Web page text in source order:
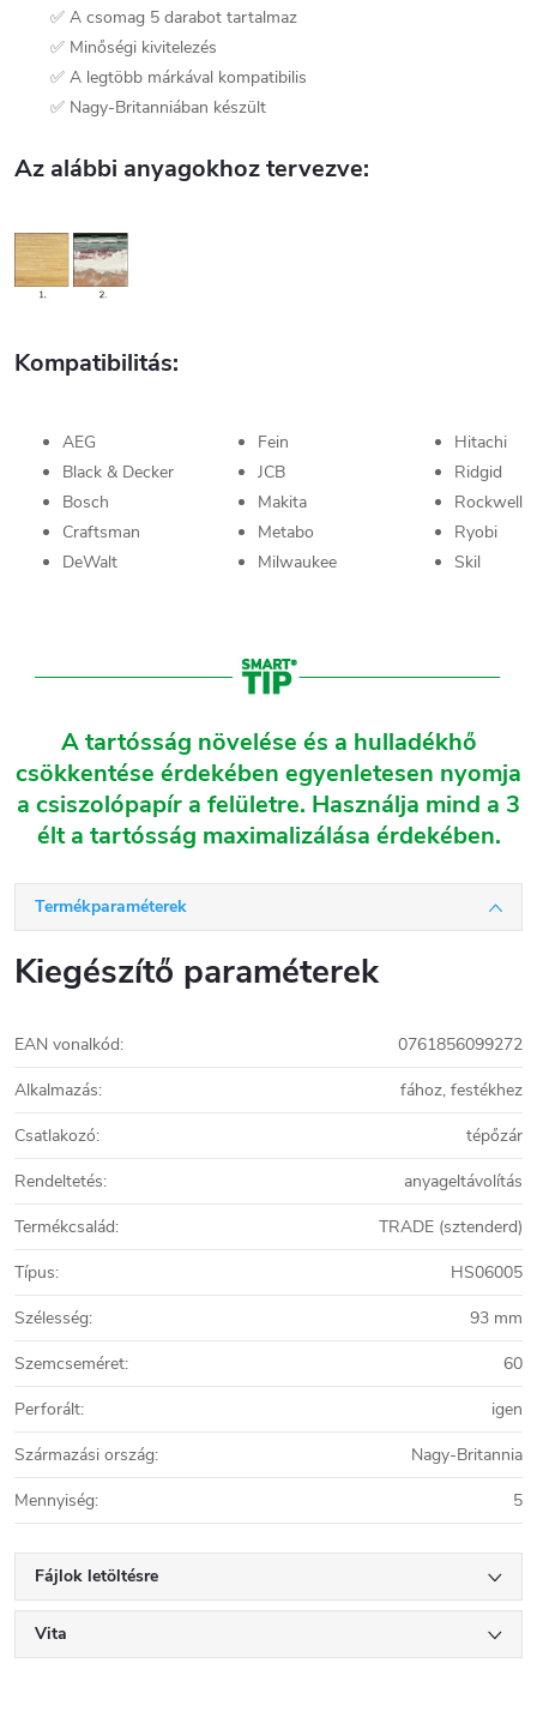
✅ A csomag 5 darabot tartalmaz
✅ Minőségi kivitelezés
✅ A legtöbb márkával kompatibilis
✅ Nagy-Britanniában készült
Az alábbi anyagokhoz tervezve:
Kompatibilitás:
AEG
Black & Decker
Bosch
Craftsman
DeWalt
Fein
JCB
Makita
Metabo
Milwaukee
Hitachi
Ridgid
Rockwell
Ryobi
Skil
A tartósság növelése és a hulladékhő
csökkentése érdekében egyenletesen nyomja
a csiszolópapír a felületre. Használja mind a 3
élt a tartósság maximalizálása érdekében.
Termékparaméterek
Kiegészítő paraméterek
EAN vonalkód:
0761856099272
Alkalmazás:
fához, festékhez
Csatlakozó:
tépőzár
Rendeltetés:
anyageltávolítás
Termékcsalád:
TRADE (sztenderd)
Típus:
HS06005
Szélesség:
93 mm
Szemcseméret:
60
Perforált:
igen
Származási ország:
Nagy-Britannia
Mennyiség: 5
Fájlok letöltésre
Vita